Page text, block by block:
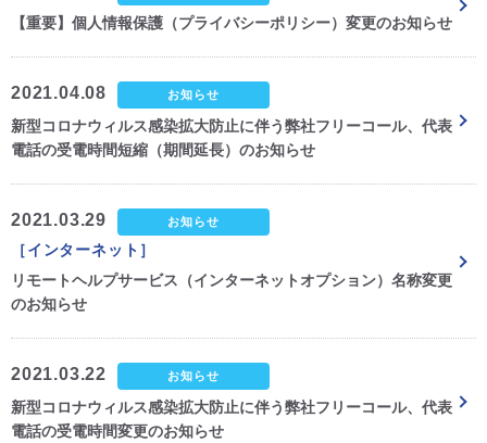
【重要】個人情報保護（プライバシーポリシー）変更のお知らせ
2021.04.08 お知らせ
新型コロナウィルス感染拡大防止に伴う弊社フリーコール、代表
電話の受電時間短縮（期間延長）のお知らせ
2021.03.29 お知らせ
［インターネット］
リモートヘルプサービス（インターネットオプション）名称変更
のお知らせ
2021.03.22 お知らせ
新型コロナウィルス感染拡大防止に伴う弊社フリーコール、代表
電話の受電時間変更のお知らせ